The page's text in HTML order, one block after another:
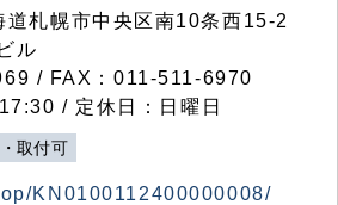
札幌市中央区南10条西15-2
ル
/ FAX：011-511-6970
/ 定休日：日曜日
取付可
KN0100112400000008/